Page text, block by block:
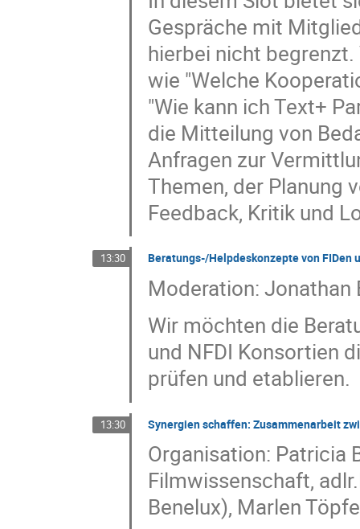
Gespräche mit
hierbei nicht begrenzt.
wie "Welche
"Wie kann ich Text+
die Mitteilung von
Anfragen zur
Themen, der Planung
Feedback, Kritik und
13:30 Beratungs-/Helpdeskonzepte von FIDen
Moderation:
Wir möchten die
und NFDI Konsortien
prüfen und etablieren.
13:30 Synergien schaffen: Zusammenarbeit
Organisation: Patricia
Filmwissenschaft,
Benelux), Marlen